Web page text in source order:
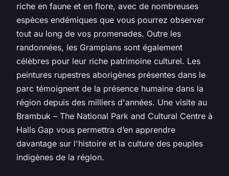
riche en faune et en flore, avec de nombreuses
espèces endémiques que vous pourrez observer
tout au long de vos promenades. Outre les
randonnées, les Grampians sont également
célèbres pour leur riche patrimoine culturel. Les
peintures rupestres aborigènes présentes dans le
parc témoignent de la présence humaine dans la
région depuis des milliers d'années. Une visite au
Brambuk – The National Park and Cultural Centre à
Halls Gap vous permettra d’en apprendre
davantage sur l'histoire et la culture des peuples
indigènes de la région.